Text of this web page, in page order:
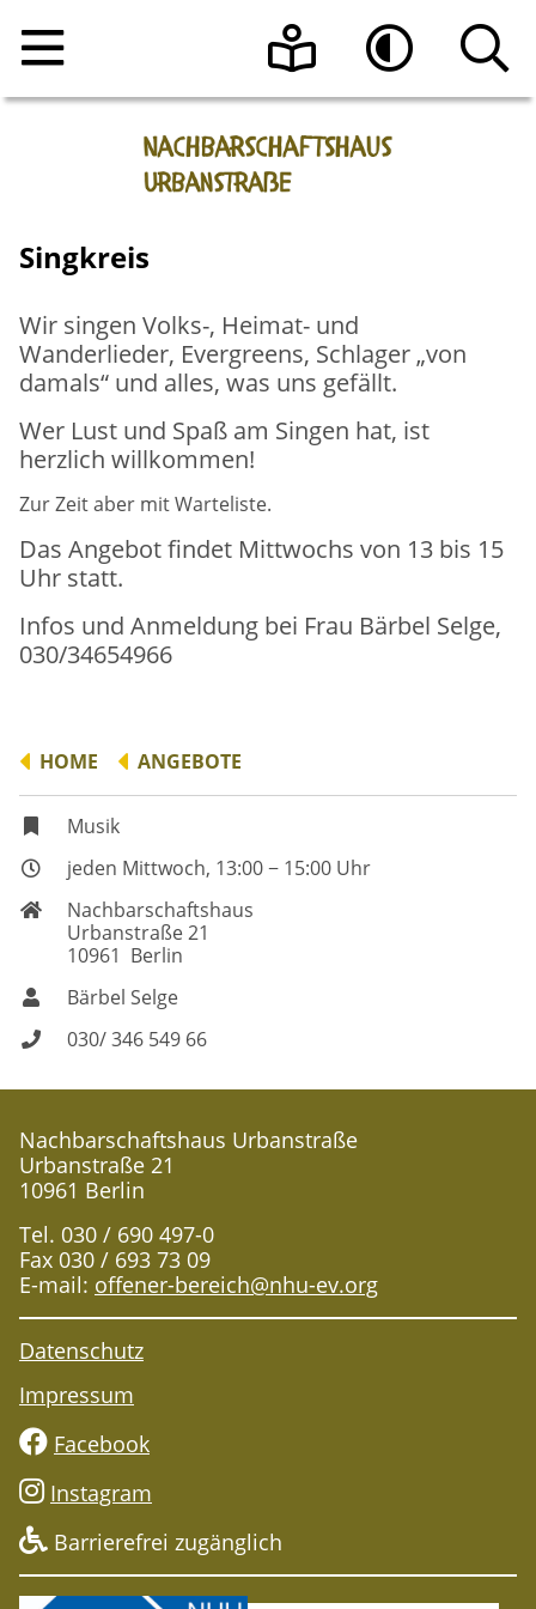
Veranstaltungen
Beratungsangebote
Programmheft vom Nachbarschaftshaus
Urbanstraße e.V.
Sonnen-Café
Ausstellungen
Raumnutzung
Raumanfrage
Über uns
Das Team
Aktuelle Informationen
Die Geschichte des Hauses
Freiwilliges Engagement
Spendenaufruf
Kontakt
Hoher Kontrast
Singkreis
Wir singen Volks-, Heimat- und
Wanderlieder, Evergreens, Schlager „von
damals“ und alles, was uns gefällt.
Wer Lust und Spaß am Singen hat, ist
herzlich willkommen!
Zur Zeit aber mit Warteliste.
Das Angebot findet Mittwochs von 13 bis 15
Uhr statt.
Infos und Anmeldung bei Frau Bärbel Selge,
030/34654966
HOME ANGEBOTE
Musik
jeden Mittwoch, 13:00 − 15:00 Uhr
Nachbarschaftshaus
Urbanstraße 21
10961 Berlin
Bärbel Selge
030/ 346 549 66
Nachbarschaftshaus Urbanstraße
Urbanstraße 21
10961 Berlin
Tel. 030 / 690 497-0
Fax 030 / 693 73 09
E-mail: offener-bereich@nhu-ev.org
Datenschutz
Impressum
Facebook
Instagram
Barrierefrei zugänglich